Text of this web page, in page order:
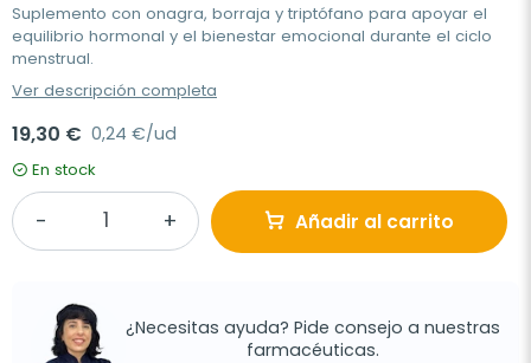
Suplemento con onagra, borraja y triptófano para apoyar el
equilibrio hormonal y el bienestar emocional durante el ciclo
menstrual.
Ver descripción completa
19,30 € 0,24 €/ud
En stock
Añadir al carrito
¿Necesitas ayuda? Pide consejo a nuestras
farmacéuticas.